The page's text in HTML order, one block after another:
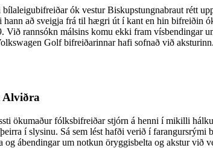
bílaleigubifreiðar ók vestur Biskupstungnabraut rétt
hann að sveigja frá til hægri út í kant en hin bifreiðin
rannsókn málsins komu ekki fram vísbendingar
Golf bifreiðarinnar hafi sofnað við aksturinn.
Alviðra
ökumaður fólksbifreiðar stjórn á henni í mikilli
í slysinu. Sá sem lést hafði verið í
ábendingar um notkun öryggisbelta og akstur við